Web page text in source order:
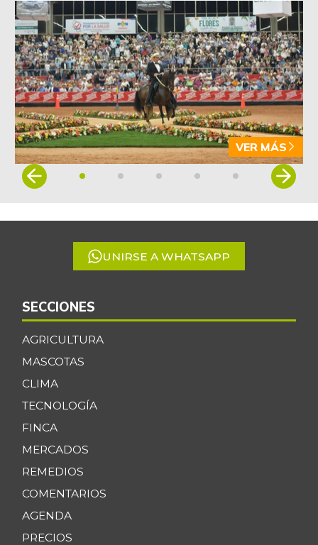
VER MÁS
Item
5
UNIRSE A WHATSAPP
SECCIONES
AGRICULTURA
MASCOTAS
CLIMA
TECNOLOGÍA
FINCA
MERCADOS
REMEDIOS
COMENTARIOS
AGENDA
PRECIOS